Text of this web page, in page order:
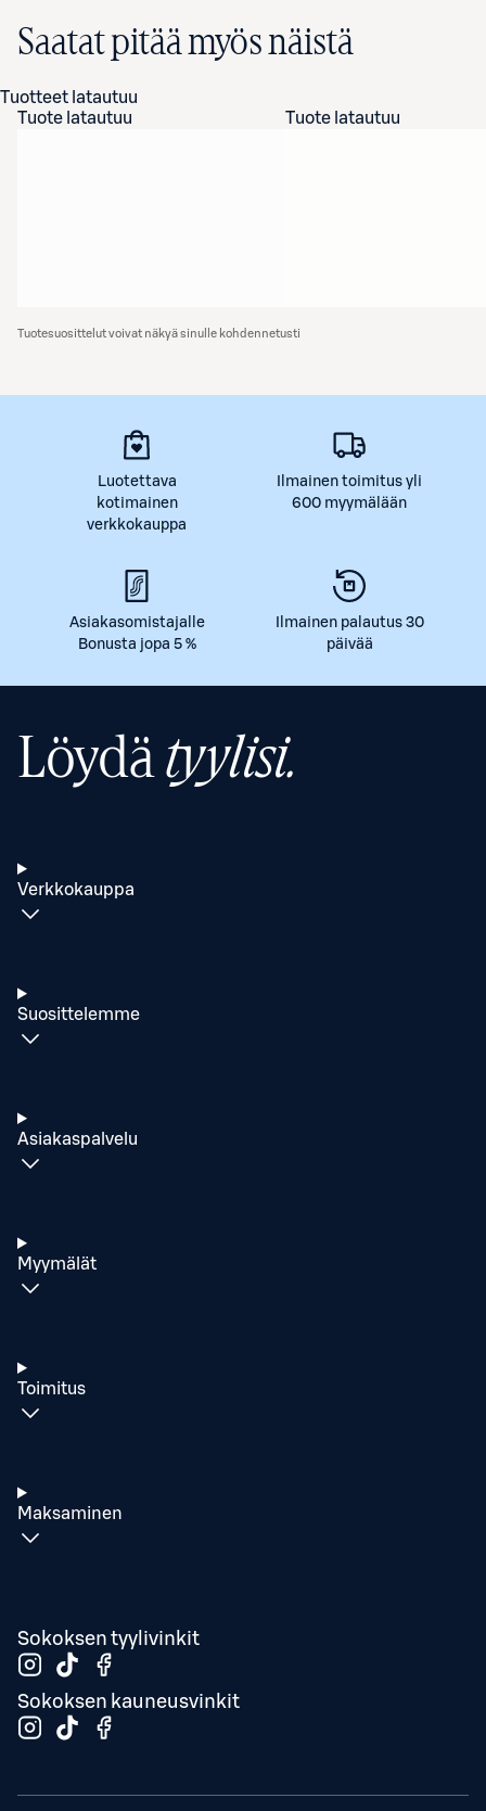
Saatat pitää myös näistä
Tuotteet latautuu
Tuote latautuu
Tuote latautuu
Tuotesuosittelut voivat näkyä sinulle kohdennetusti
Luotettava
kotimainen
verkkokauppa
Ilmainen toimitus yli
600 myymälään
Asiakasomistajalle
Bonusta jopa 5 %
Ilmainen palautus 30
päivää
Löydätyylisi.
Verkkokauppa
Suosittelemme
Asiakaspalvelu
Myymälät
Toimitus
Maksaminen
Sokoksen tyylivinkit
Sokoksen kauneusvinkit